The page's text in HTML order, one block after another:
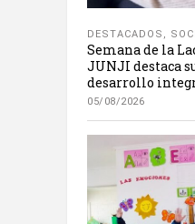
DESTACADOS
Semana de la
JUNJI destaca
desarrollo
05/08/2026